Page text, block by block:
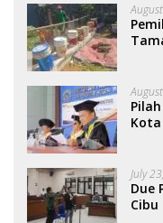
July
Due